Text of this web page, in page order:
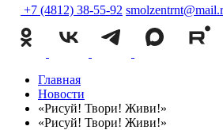
+7 (4812) 38-55-92
Главная
Новости
«Рисуй! Твори! Живи!»
«Рисуй! Твори! Живи!»